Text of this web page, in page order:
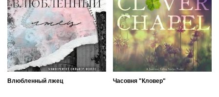
Влюбленный лжец Часовня "Кловер"